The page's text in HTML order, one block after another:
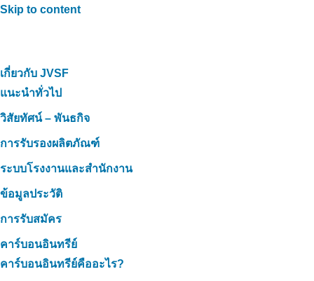
Skip to content
เกี่ยวกับ JVSF
แนะนำทั่วไป
วิสัยทัศน์ – พันธกิจ
การรับรองผลิตภัณฑ์
ระบบโรงงานและสำนักงาน
ข้อมูลประวัติ
การรับสมัคร
คาร์บอนอินทรีย์
คาร์บอนอินทรีย์คืออะไร?